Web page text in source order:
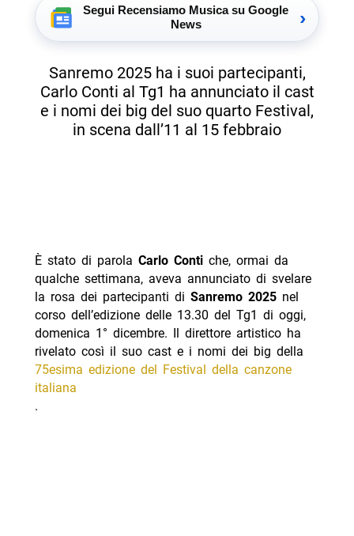
Segui Recensiamo Musica su Google
News
›
Sanremo 2025 ha i suoi partecipanti,
Carlo Conti al Tg1 ha annunciato il cast
e i nomi dei big del suo quarto Festival,
in scena dall’11 al 15 febbraio
È stato di parola Carlo Contiche, ormai da
qualche settimana, aveva annunciato di svelare
la rosa dei partecipanti di Sanremo 2025nel
corso dell’edizione delle 13.30 del Tg1 di oggi,
domenica 1° dicembre. Il direttore artistico ha
rivelato così il suo cast e i nomi dei big della
75esima edizione del Festival della canzone
italiana
.